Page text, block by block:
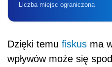
Liczba miejsc ograniczona
Dzięki temu fiskus ma
wpływów może się